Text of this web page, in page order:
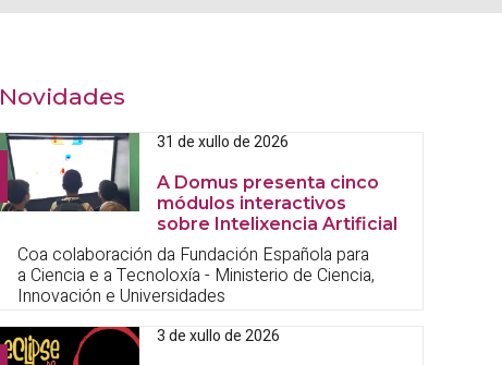
Novidades
31 de xullo de 2026
A Domus presenta cinco
módulos interactivos
sobre Intelixencia Artificial
Coa colaboración da Fundación Española para
a Ciencia e a Tecnoloxía - Ministerio de Ciencia,
Innovación e Universidades
3 de xullo de 2026